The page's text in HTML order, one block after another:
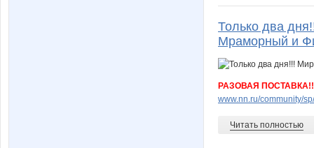
Только два
Мраморный и
РАЗОВАЯ
www.nn.ru/community/
Читать полностью